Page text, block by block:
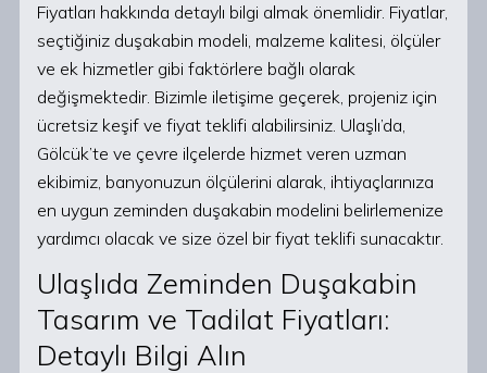
Fiyatları hakkında detaylı bilgi almak önemlidir. Fiyatlar,
seçtiğiniz duşakabin modeli, malzeme kalitesi, ölçüler
ve ek hizmetler gibi faktörlere bağlı olarak
değişmektedir. Bizimle iletişime geçerek, projeniz için
ücretsiz keşif ve fiyat teklifi alabilirsiniz. Ulaşlı’da,
Gölcük’te ve çevre ilçelerde hizmet veren uzman
ekibimiz, banyonuzun ölçülerini alarak, ihtiyaçlarınıza
en uygun zeminden duşakabin modelini belirlemenize
yardımcı olacak ve size özel bir fiyat teklifi sunacaktır.
Ulaşlıda Zeminden Duşakabin
Tasarım ve Tadilat Fiyatları:
Detaylı Bilgi Alın